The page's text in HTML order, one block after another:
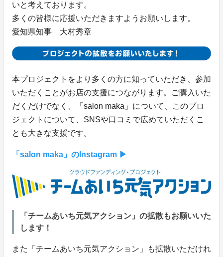
いと考えております。
多くの皆様に応援いただきますようお願いします。
愛知県知事 大村秀章
本プロジェクトをより多くの方に知っていただき、参加
いただくことがお店の支援につながります。ご購入いた
だくだけでなく、「salon maka」について、このプロ
ジェクトについて、SNSや口コミで広めていただくこ
とも大きな支援です。
「salon maka」のInstagram ▶
「チームあいち元気アクション」の拡散もお願いいた
します！
また「チームあいち元気アクション」も拡散いただけれ